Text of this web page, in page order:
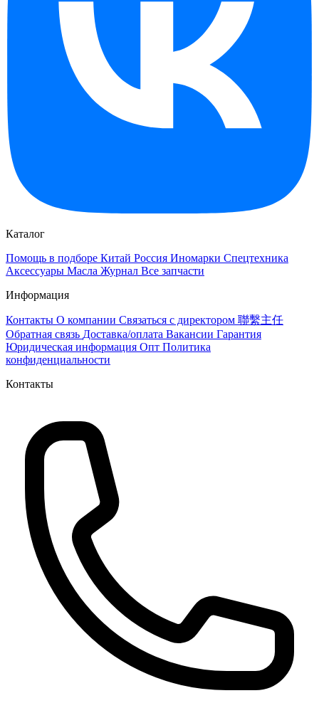
Каталог
Помощь в подборе Китай Россия Иномарки Спецтехника
Аксессуары Масла Журнал Все запчасти
Информация
Контакты О компании Связаться с директором 聯繫主任
Обратная связь Доставка/оплата Вакансии Гарантия
Юридическая информация Опт Политика
конфиденциальности
Контакты